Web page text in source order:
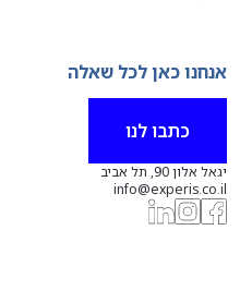
אנחנו כאן לכל שאלה
כתבו לנו
יגאל אלון 90, תל אביב
info@experis.co.il